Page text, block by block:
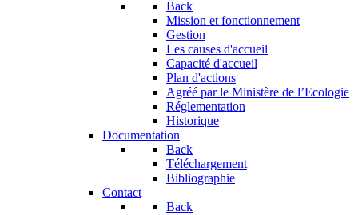
Back
Mission et fonctionnement
Gestion
Les causes d'accueil
Capacité d'accueil
Plan d'actions
Agréé par le Ministère de l’Ecologie
Réglementation
Historique
Documentation
Back
Téléchargement
Bibliographie
Contact
Back